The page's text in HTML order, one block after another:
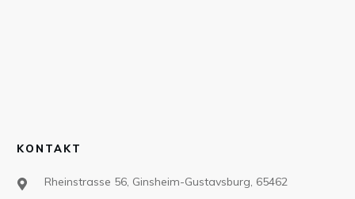
KONTAKT
Rheinstrasse 56, Ginsheim-Gustavsburg, 65462